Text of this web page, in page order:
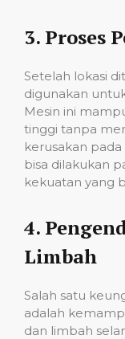
3. Proses
Setelah lokasi
digunakan
Mesin ini
tinggi tanpa
kerusakan pada
bisa dilakukan
kekuatan yang
4.
Limbah
Salah satu
adalah
dan limbah